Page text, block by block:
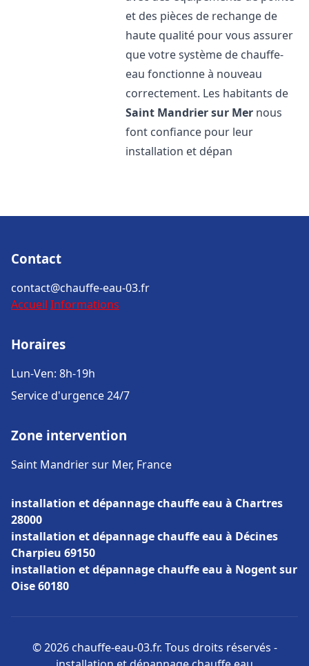
et des pièces de rechange de
haute qualité pour vous assurer
que votre système de chauffe-
eau fonctionne à nouveau
correctement. Les habitants de
Saint Mandrier sur Mer nous
font confiance pour leur
installation et dépan
Contact
contact@chauffe-eau-03.fr
Accueil Informations
Horaires
Lun-Ven: 8h-19h
Service d'urgence 24/7
Zone intervention
Saint Mandrier sur Mer, France
installation et dépannage chauffe eau à Chartres
28000
installation et dépannage chauffe eau à Décines
Charpieu 69150
installation et dépannage chauffe eau à Nogent sur
Oise 60180
© 2026 chauffe-eau-03.fr. Tous droits réservés -